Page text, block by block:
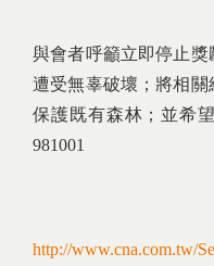
與會者呼籲立即停止
遭受無辜破壞；將相關
保護既有森林；並希
981001
http://www.cna.com.tw/